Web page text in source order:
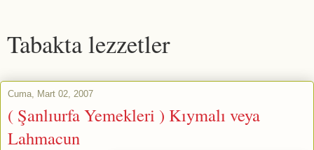
Tabakta lezzetler
Cuma, Mart 02, 2007
( Şanlıurfa Yemekleri ) Kıymalı veya
Lahmacun